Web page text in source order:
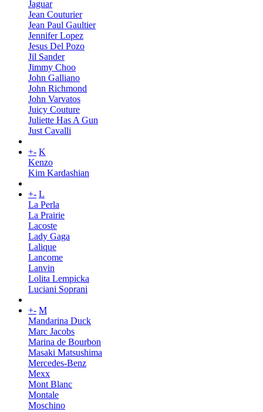
Jaguar
Jean Couturier
Jean Paul Gaultier
Jennifer Lopez
Jesus Del Pozo
Jil Sander
Jimmy Choo
John Galliano
John Richmond
John Varvatos
Juicy Couture
Juliette Has A Gun
Just Cavalli
+- K
Kenzo
Kim Kardashian
+- L
La Perla
La Prairie
Lacoste
Lady Gaga
Lalique
Lancome
Lanvin
Lolita Lempicka
Luciani Soprani
+- M
Mandarina Duck
Marc Jacobs
Marina de Bourbon
Masaki Matsushima
Mercedes-Benz
Mexx
Mont Blanc
Montale
Moschino